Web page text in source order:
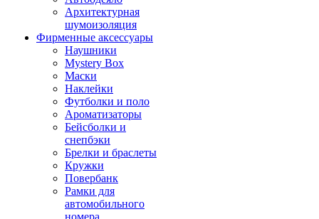
Архитектурная
шумоизоляция
Фирменные аксессуары
Наушники
Mystery Box
Маски
Наклейки
Футболки и поло
Ароматизаторы
Бейсболки и
снепбэки
Брелки и браслеты
Кружки
Повербанк
Рамки для
автомобильного
номера